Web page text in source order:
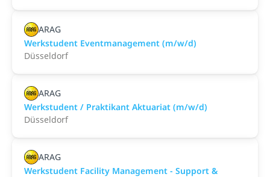
ARAG
Werkstudent Eventmanagement (m/w/d)
Düsseldorf
ARAG
Werkstudent / Praktikant Aktuariat (m/w/d)
Düsseldorf
ARAG
Werkstudent Facility Management - Support &